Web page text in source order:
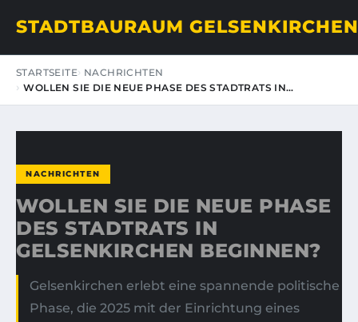
STADTBAURAUM GELSENKIRCHEN
STARTSEITE NACHRICHTEN
WOLLEN SIE DIE NEUE PHASE DES STADTRATS IN…
NACHRICHTEN
WOLLEN SIE DIE NEUE PHASE
DES STADTRATS IN
GELSENKIRCHEN BEGINNEN?
Gelsenkirchen erlebt eine spannende politische
Phase, die 2025 mit der Einrichtung eines